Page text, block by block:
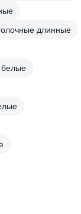
длинные
белые